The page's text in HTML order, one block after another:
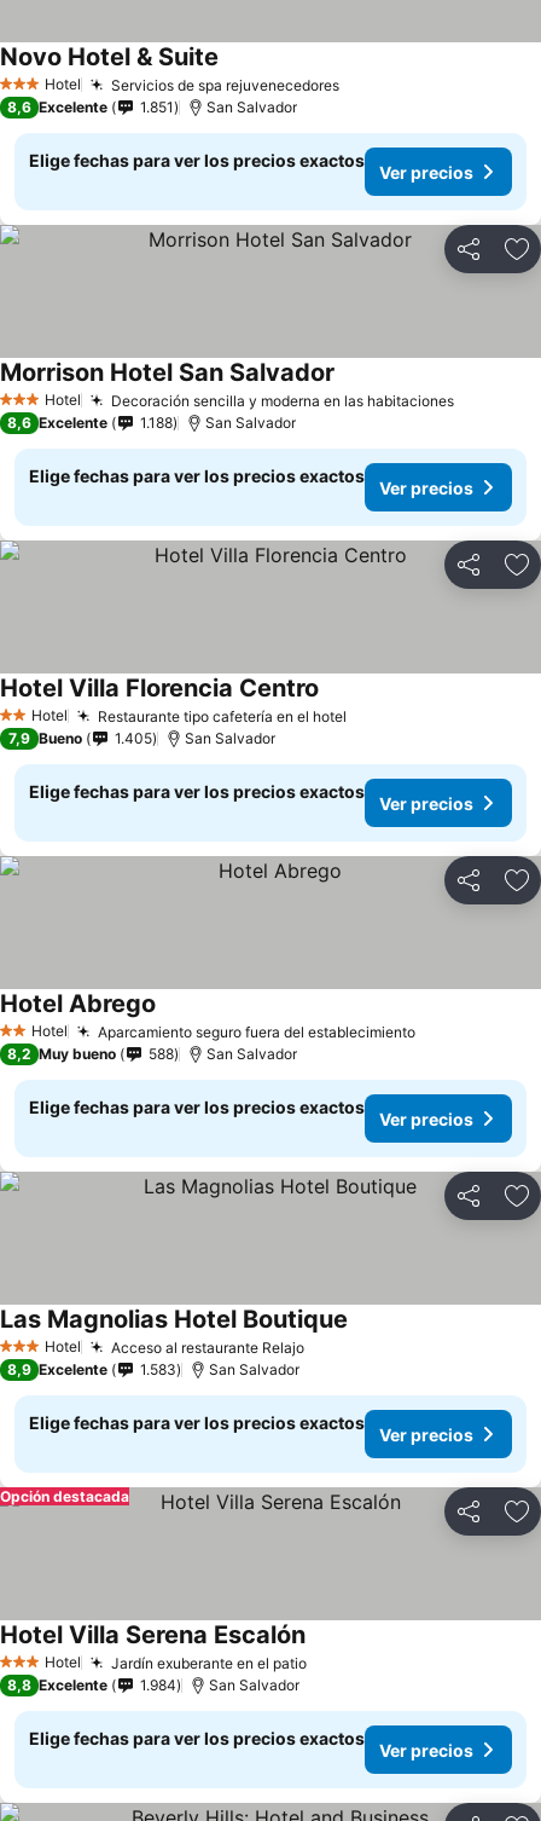
3 Estrellas
Hotel Servicios de spa rejuvenecedoresVer precios
Novo Hotel & Suite
8,6 Excelente 1.851 San Salvador
Elige fechas para ver los precios exactos
Ver precios
Compartir
3 Estrellas
Hotel Decoración sencilla y moderna en las habitacionesVer
Morrison Hotel San Salvador
8,6 Excelente 1.188 San Salvador
Elige fechas para ver los precios exactos
Ver precios
Compartir
2 Estrellas
Hotel Restaurante tipo cafetería en el hotel
Hotel Villa Florencia Centro
7,9 Bueno 1.405 San Salvador
Elige fechas para ver los precios exactos
Ver precios
Compartir
2 Estrellas
Hotel Aparcamiento seguro fuera del establecimientoVer precios
Hotel Abrego
8,2 Muy bueno 588 San Salvador
Elige fechas para ver los precios exactos
Ver precios
Compartir
3 Estrellas
Hotel Acceso al restaurante RelajoVer precios
Las Magnolias Hotel Boutique
8,9 Excelente 1.583 San Salvador
Elige fechas para ver los precios exactos
Ver precios
Compartir
Opción destacada
3 Estrellas
Hotel Jardín exuberante en el patioVer precios
Hotel Villa Serena EscalónVer precios
8,8 Excelente 1.984 San Salvador
Elige fechas para ver los precios exactos
Ver precios